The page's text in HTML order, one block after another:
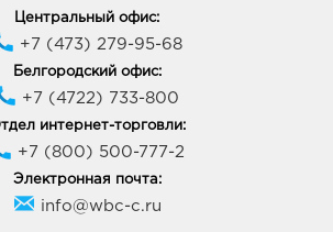
Центральный офис:
+7 (473) 279-95-68
Белгородский офис:
+7 (4722) 733-800
интернет-торговли:
+7 (800) 500-777-2
Электронная почта:
info@wbc-c.ru